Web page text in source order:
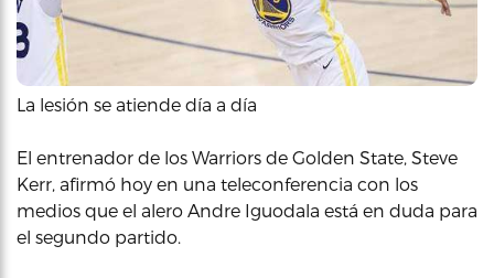
La lesión se atiende día a día
El entrenador de los Warriors de Golden State, Steve
Kerr, afirmó hoy en una teleconferencia con los
medios que el alero Andre Iguodala está en duda para
el segundo partido.